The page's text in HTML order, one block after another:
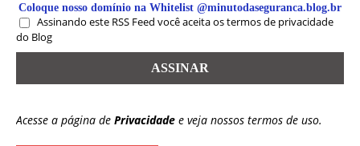
Coloque nosso domínio na Whitelist @minutodaseguranca.blog.br
Assinando este RSS Feed você aceita os termos de privacidade
do Blog
Acesse a página de Privacidade e veja nossos termos de uso.